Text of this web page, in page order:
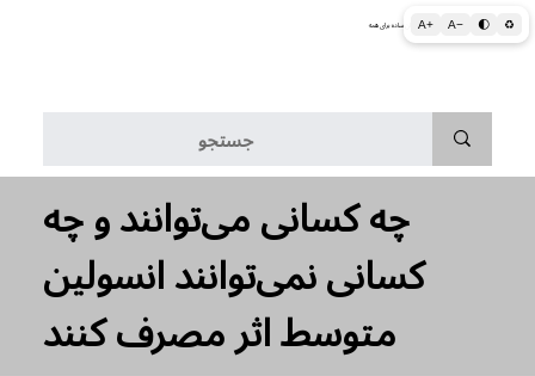
A+ A− 🌓 ♻ اطلاعات پزشکی و بهداشتی به زبان ساده برای همه
چه کسانی می‌توانند و چه
کسانی نمی‌توانند انسولین
متوسط اثر مصرف کنند